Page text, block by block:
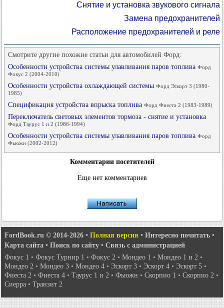
Снятие и установка звукового сигнала
Замена предохранителей
Расположение предохранителей и реле
Смотрите другие похожие статьи для автомобилей Форд:
Особенности устройства системы улавливания паров топлива Форд
Фокус 2 (2004-2010)
Особенности устройства охлаждающей системы Форд Эскорт 3 (1980-
1985)
Спецификация устройства впрыска топлива Форд Фиеста 2 (1983-1989)
Переключатель световых элементов тормоза - снятие и установка
Форд Таурус 1 и 2 (1986-1994)
Особенности устройства системы улавливания паров топлива Форд
Фьюжн (2002-2012)
Комментарии посетителей
Еще нет комментариев
FordBook.ru © 2014-2026 • Полная версия • Интересно почитать •
Карта сайта • Поиск по сайту • Связь с администрацией
Фокус 1 • Фокус Турнир 1 • Фокус 2 • Мондео 1 • Мондео 1 и 2 •
Мондео 2 • Мондео 3 • Мондео 4 • Эскорт 3 • Эскорт 4 • Эскорт 5 •
Фиеста 2 • Фиеста 4 • Таурус 1 и 2 • Фьюжн • Скорпио 1 • Скорпио 2 •
Сиерра • Транзит 2